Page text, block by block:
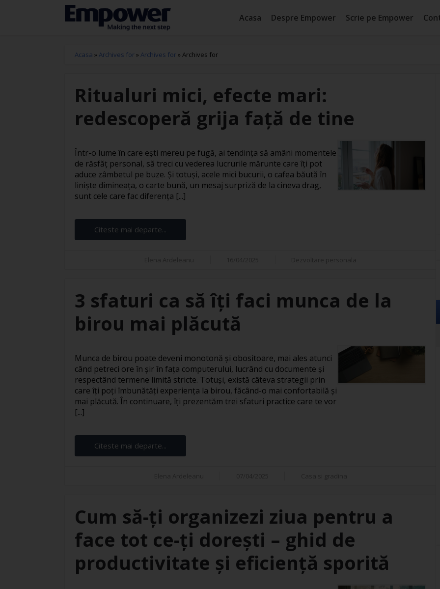
Acasa Despre Empower Scrie pe Empower
Acasa » Archives for» Archives for» Archives for
Ritualuri mici, efecte mari:
redescoperă grija față de tine
Într-o lume în care ești mereu pe fugă, ai tendința să amâni momentele
de răsfăț personal, să treci cu vederea lucrurile mărunte care îți pot
aduce zâmbetul pe buze. Și totuși, acele mici bucurii, o cafea băută în
liniște dimineața, o carte bună, un mesaj surpriză de la cineva drag,
sunt cele care fac diferența [...]
Citeste mai departe...
3 sfaturi ca să îți faci munca de la
birou mai plăcută
Munca de birou poate deveni monotonă și obositoare, mai ales atunci
când petreci ore în șir în fața computerului, lucrând cu documente și
respectând termene limită stricte. Totuși, există câteva strategii prin
care îți poți îmbunătăți experiența la birou, făcând-o mai confortabilă și
mai plăcută. În continuare, îți prezentăm trei sfaturi practice care te vor
[...]
Citeste mai departe...
Cum să-ți organizezi ziua pentru a
face tot ce-ți dorești – ghid de
productivitate și eficiență sporită